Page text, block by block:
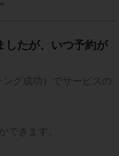
したが、いつ予約が
グ成功）でサービスの
できます。